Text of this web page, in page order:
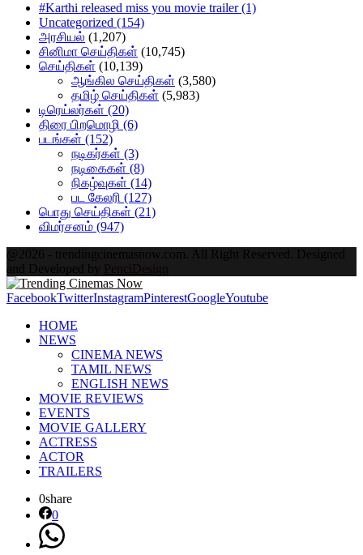
#Karthi released miss you movie trailer(1)
Uncategorized (154)
அரசியல் (1,207)
சினிமா செய்திகள் (10,745)
செய்திகள் (10,139)
ஆங்கில செய்திகள் (3,580)
தமிழ் செய்திகள் (5,983)
டிரெய்லர்கள் (20)
திரை பிறமொழி (6)
படங்கள் (152)
நடிகர்கள் (3)
நடிகைகள் (8)
நிகழ்வுகள் (14)
பட கேலரி (127)
பொது செய்திகள் (21)
விமர்சனம் (947)
@2026 - trendingcinemasnow.com. All Right Reserved. Designed
and Developed by PenciDesign
FacebookTwitterInstagramPinterestGoogleYoutube
HOME
NEWS
CINEMA NEWS
TAMIL NEWS
ENGLISH NEWS
MOVIE REVIEWS
EVENTS
MOVIE GALLERY
ACTRESS
ACTOR
TRAILERS
0share
0